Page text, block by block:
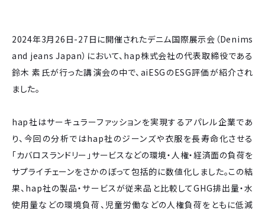
2024年3月26日-27日に開催されたデニム国際展示会（Denims
and jeans Japan）において、hap株式会社の代表取締役である
鈴木 素氏が行った講演会の中で、aiESGのESG評価が紹介され
ました。
hap社はサーキュラーファッションを実現するアパレル企業であ
り、今回の分析ではhap社のジーンズや衣服を長寿命化させる
「カバロスランドリー」サービスなどの環境・人権・経済面の負荷を
サプライチェーンをさかのぼって包括的に数値化しました。この結
果、hap社の製品・サービスが従来品と比較してGHG排出量・水
使用量などの環境負荷、児童労働などの人権負荷をともに低減